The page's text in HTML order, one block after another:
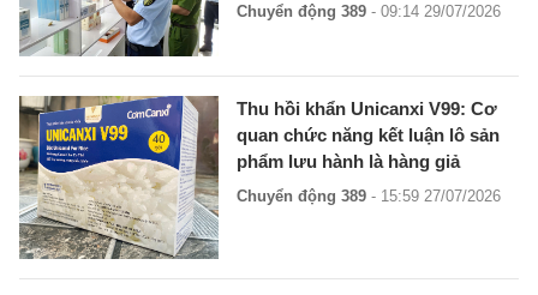
Chuyển động 389 - 09:14 29/07/2026
Thu hồi khẩn Unicanxi V99: Cơ
quan chức năng kết luận lô sản
phẩm lưu hành là hàng giả
Chuyển động 389 - 15:59 27/07/2026